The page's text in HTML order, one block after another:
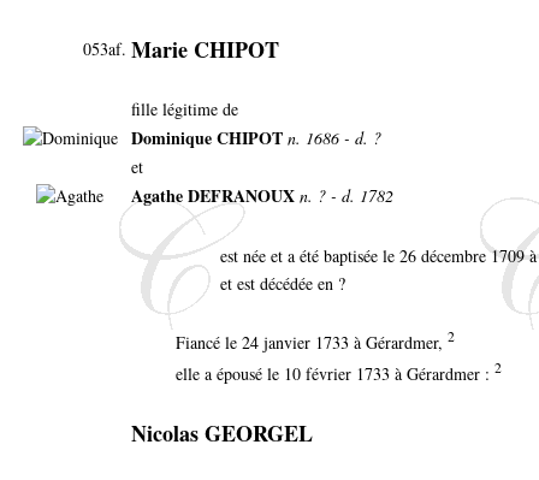
053af. Marie CHIPOT
fille légitime de
Dominique CHIPOT n. 1686 - d. ?
et
Agathe DEFRANOUX n. ? - d. 1782
est née et a été baptisée le 26 décembre 1709
et est décédée en ?
Fiancé le 24 janvier 1733 à Gérardmer, 2
elle a épousé le 10 février 1733 à Gérardmer : 2
Nicolas GEORGEL